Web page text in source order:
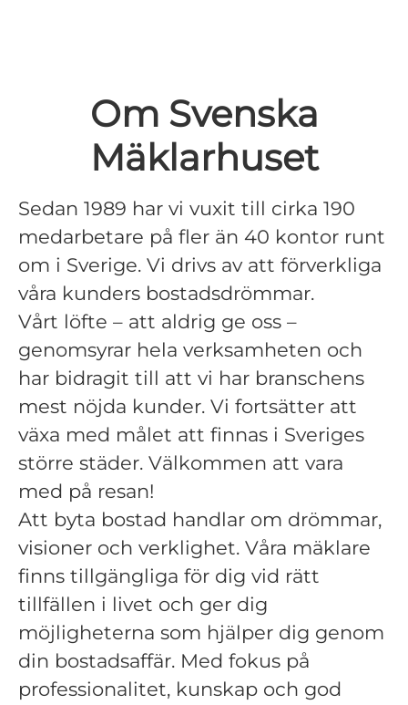
Om Svenska
Mäklarhuset
Sedan 1989 har vi vuxit till cirka 190
medarbetare på fler än 40 kontor runt
om i Sverige. Vi drivs av att förverkliga
våra kunders bostadsdrömmar.
Vårt löfte – att aldrig ge oss –
genomsyrar hela verksamheten och
har bidragit till att vi har branschens
mest nöjda kunder. Vi fortsätter att
växa med målet att finnas i Sveriges
större städer. Välkommen att vara
med på resan!
Att byta bostad handlar om drömmar,
visioner och verklighet. Våra mäklare
finns tillgängliga för dig vid rätt
tillfällen i livet och ger dig
möjligheterna som hjälper dig genom
din bostadsaffär. Med fokus på
professionalitet, kunskap och god